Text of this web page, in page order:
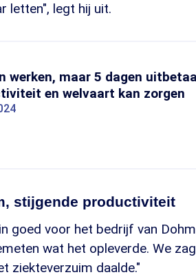
letten", legt hij uit.
werken, maar 5 dagen
en welvaart kan zorgen
stijgende productiviteit
goed voor het bedrijf van
wat het opleverde. We
ziekteverzuim daalde."